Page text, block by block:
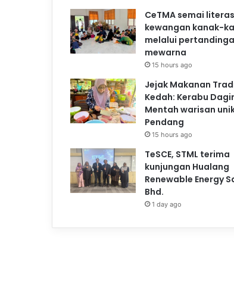
CeTMA semai
kewangan kanak-
melalui
mewarna
15 hours ago
Jejak Makanan
Kedah: Kerabu
Mentah warisan
Pendang
15 hours ago
TeSCE, STML terima
kunjungan Hualang
Renewable Energy
Bhd.
1 day ago